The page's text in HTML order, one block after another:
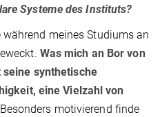
Systeme des Instituts?
meines Studiums an
Was mich an Bor von
synthetische
eine Vielzahl von
Besonders motivierend finde